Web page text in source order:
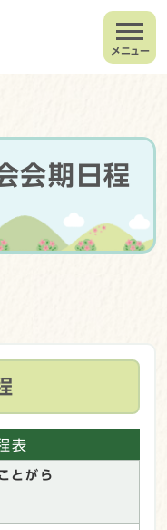
メニュー
会期日程
表
とがら